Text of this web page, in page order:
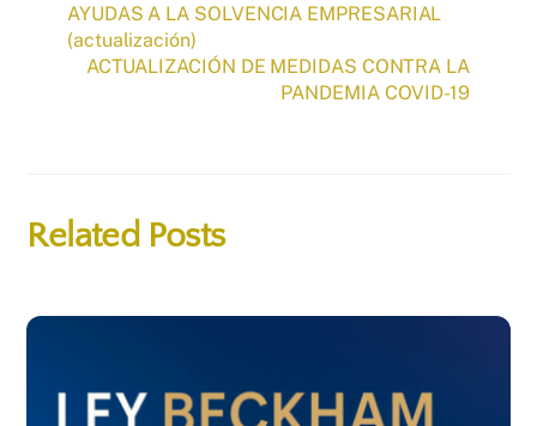
AYUDAS A LA SOLVENCIA EMPRESARIAL
(actualización)
ACTUALIZACIÓN DE MEDIDAS CONTRA LA
PANDEMIA COVID-19
Related Posts